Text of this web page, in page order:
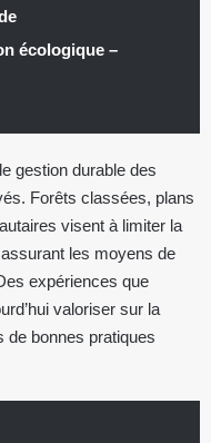
écologique –
gestion durable des
Forêts classées, plans
visent à limiter la
les moyens de
expériences que
valoriser sur la
de bonnes pratiques